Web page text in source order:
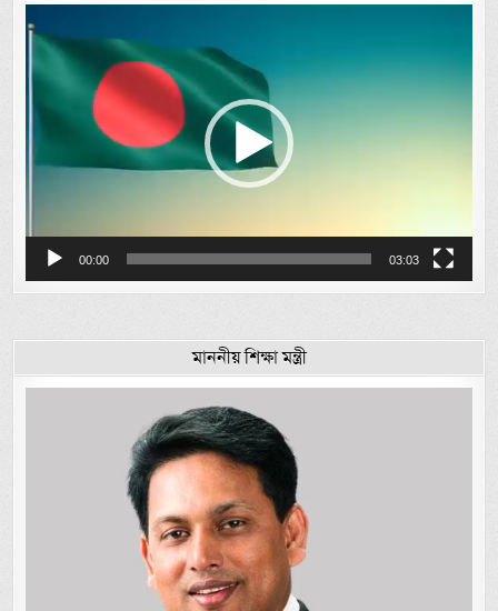
Player
00:00 03:03
মাননীয় শিক্ষা মন্ত্রী